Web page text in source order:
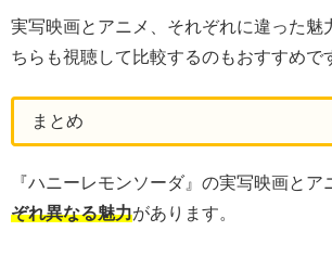
実写映画とアニメ、それぞれに違った魅
ちらも視聴して比較するのもおすすめで
まとめ
『ハニーレモンソーダ』の実写映画とア
ぞれ異なる魅力があります。